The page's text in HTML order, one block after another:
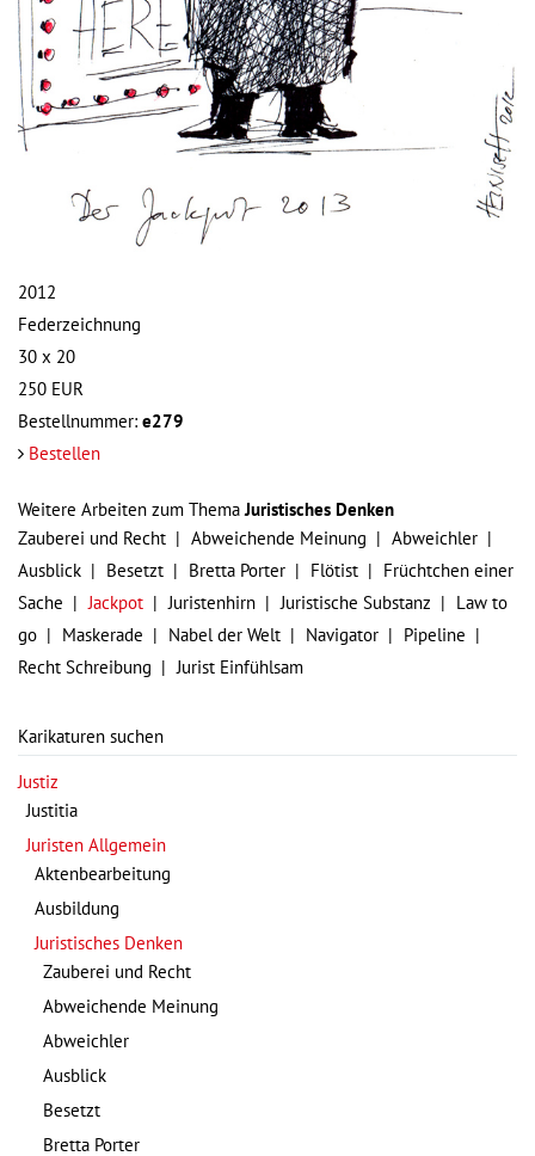
2012
Federzeichnung
30 x 20
250 EUR
Bestellnummer: e279
Bestellen
Weitere Arbeiten zum ThemaJuristisches Denken
Zauberei und Recht
Abweichende Meinung
Abweichler
Ausblick
Besetzt Bretta Porter Flötist
Früchtchen einer
Sache
Jackpot Juristenhirn Juristische Substanz
Law to
go
Maskerade Nabel der Welt Navigator
Pipeline
Recht Schreibung
Jurist Einfühlsam
Karikaturen suchen
Justiz
Justitia
Juristen Allgemein
Aktenbearbeitung
Ausbildung
Juristisches Denken
Zauberei und Recht
Abweichende Meinung
Abweichler
Ausblick
Besetzt
Bretta Porter